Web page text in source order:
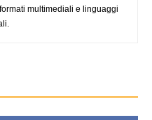
multimediali e linguaggi